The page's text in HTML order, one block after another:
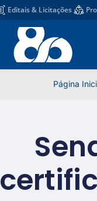
Editais & Licitações
Página